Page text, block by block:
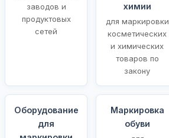
заводов и
продуктовых
сетей
химии
для маркировки
косметических
и химических
товаров по
закону
Оборудование
для
Маркировка
обуви